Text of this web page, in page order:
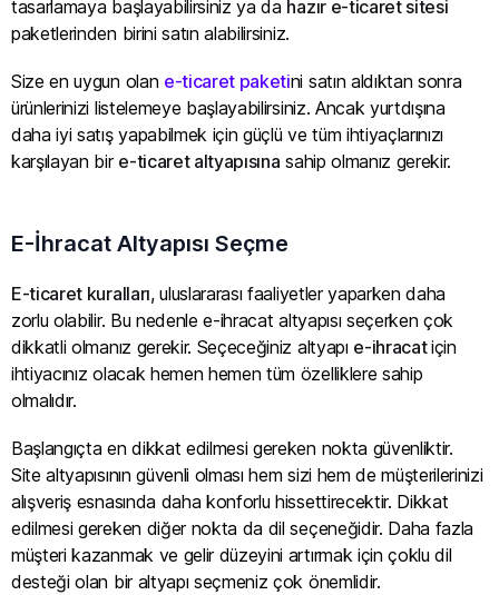
tasarlamaya başlayabilirsiniz ya da hazır e-ticaret sitesi
paketlerinden birini satın alabilirsiniz.
Size en uygun olan e-ticaret paketini satın aldıktan sonra
ürünlerinizi listelemeye başlayabilirsiniz. Ancak yurtdışına
daha iyi satış yapabilmek için güçlü ve tüm ihtiyaçlarınızı
karşılayan bir e-ticaret altyapısına sahip olmanız gerekir.
E-İhracat Altyapısı Seçme
E-ticaret kuralları, uluslararası faaliyetler yaparken daha
zorlu olabilir. Bu nedenle e-ihracat altyapısı seçerken çok
dikkatli olmanız gerekir. Seçeceğiniz altyapı e-ihracatiçin
ihtiyacınız olacak hemen hemen tüm özelliklere sahip
olmalıdır.
Başlangıçta en dikkat edilmesi gereken nokta güvenliktir.
Site altyapısının güvenli olması hem sizi hem de müşterilerinizi
alışveriş esnasında daha konforlu hissettirecektir. Dikkat
edilmesi gereken diğer nokta da dil seçeneğidir. Daha fazla
müşteri kazanmak ve gelir düzeyini artırmak için çoklu dil
desteği olan bir altyapı seçmeniz çok önemlidir.